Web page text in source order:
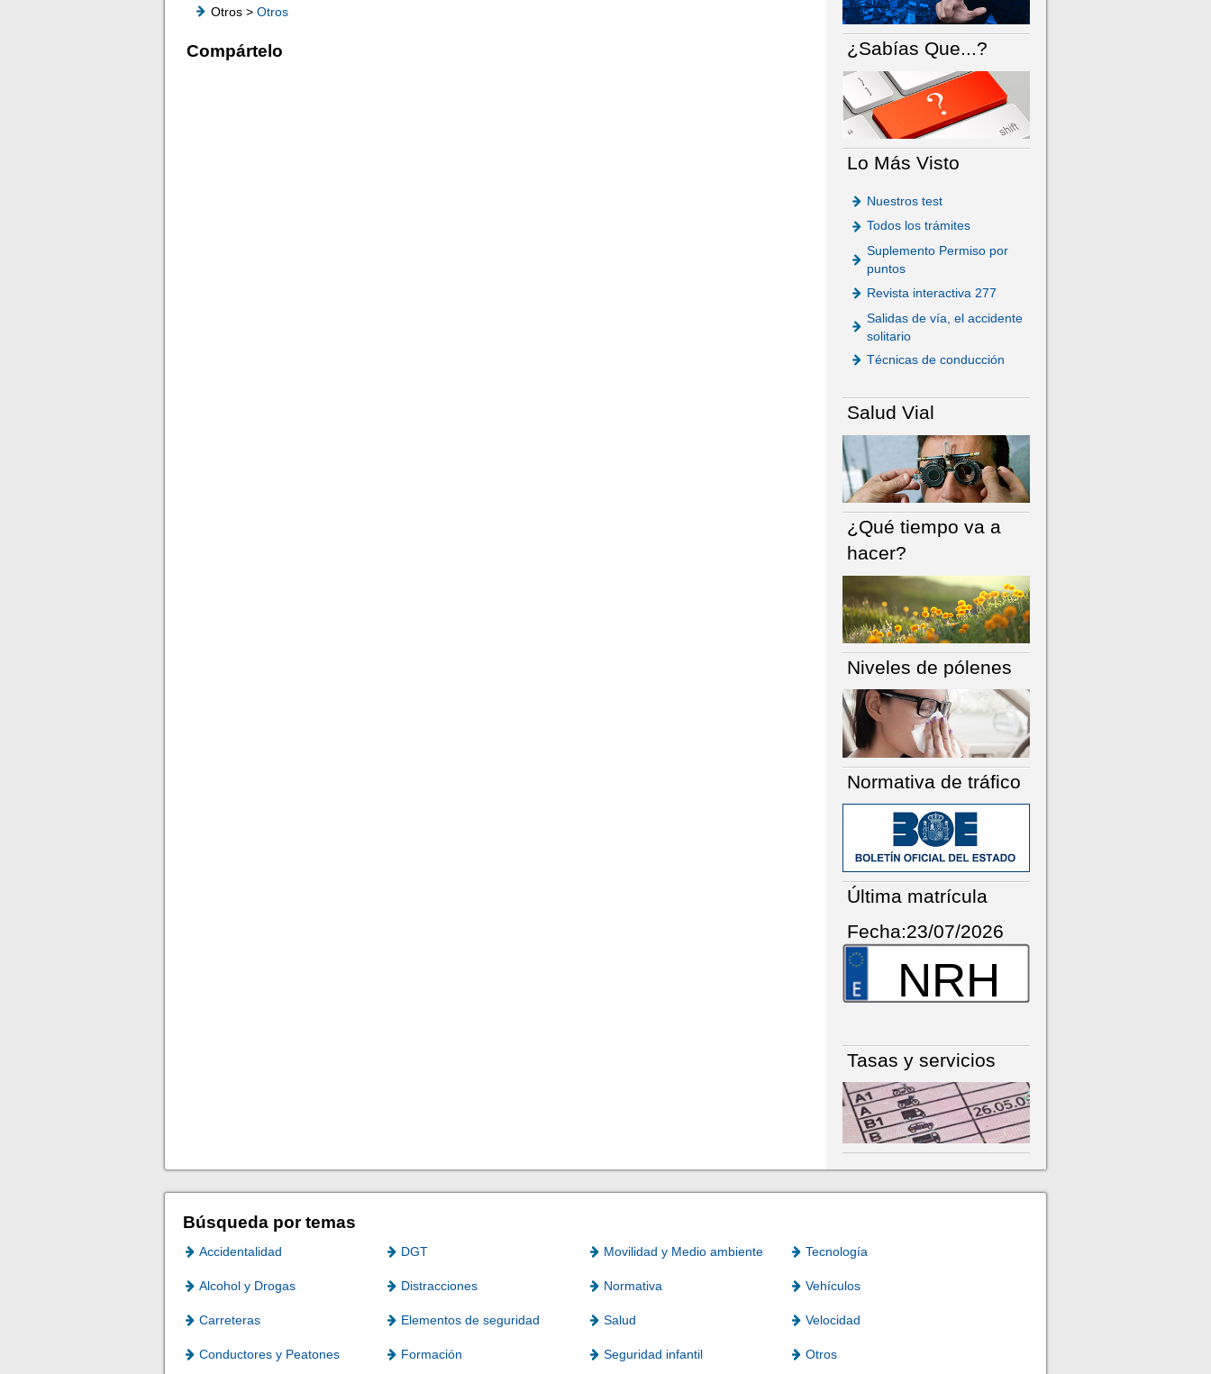
Otros >Otros
Compártelo ¿Sabías Que...?
Lo Más Visto
Nuestros test
Todos los trámites
Suplemento Permiso por
puntos
Revista interactiva 277
Salidas de vía, el accidente
solitario
Técnicas de conducción
Salud Vial
¿Qué tiempo va a
hacer?
Niveles de pólenes
Normativa de tráfico
Última matrícula
Fecha:23/07/2026
NRH
Tasas y servicios
Búsqueda por temas
Accidentalidad DGT Movilidad y Medio ambiente Tecnología
Alcohol y Drogas Distracciones Normativa Vehículos
Carreteras Elementos de seguridad Salud Velocidad
Conductores y Peatones Formación Seguridad infantil Otros